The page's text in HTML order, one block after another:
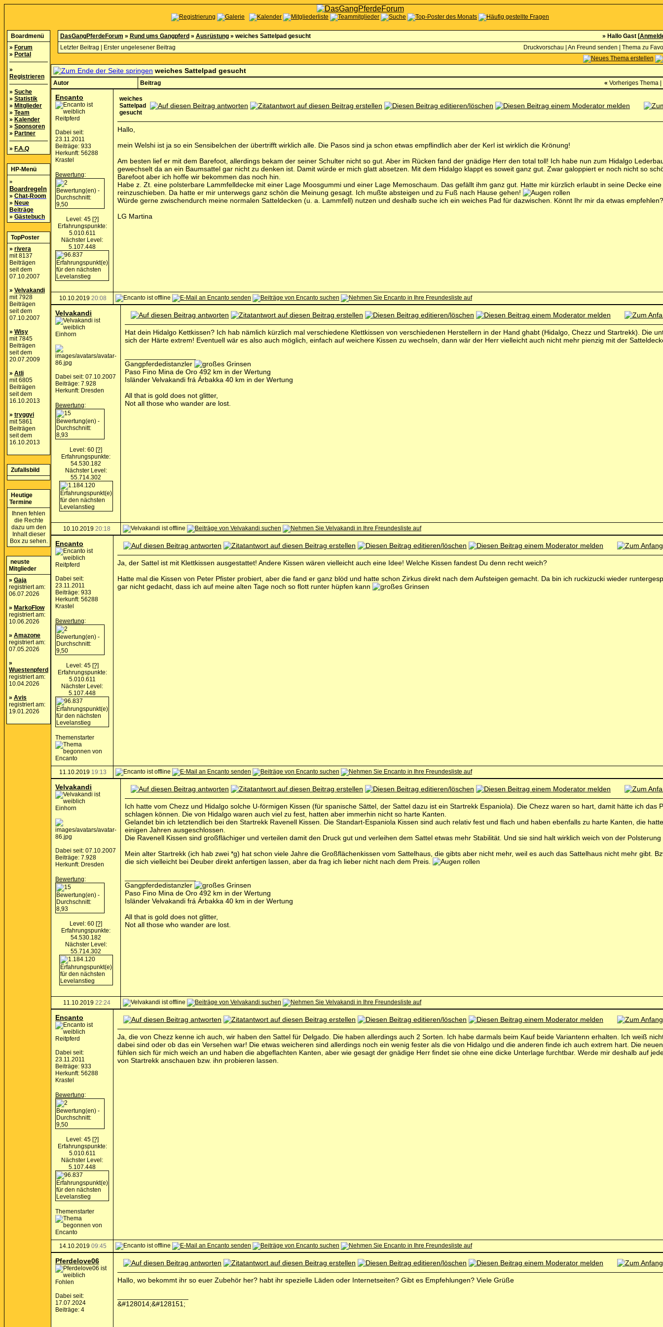
Boardmenü
» Forum
» Portal
»
Registrieren
» Suche
» Statistik
» Mitglieder
» Team
» Kalender
» Sponsoren
» Partner
» F.A.Q
HP-Menü
»
Boardregeln
» Chat-Room
» Neue
Beiträge
» Gästebuch
TopPoster
» rivera
mit 8137
Beiträgen
seit dem
07.10.2007
» Velvakandi
mit 7928
Beiträgen
seit dem
07.10.2007
» Wisy
mit 7845
Beiträgen
seit dem
20.07.2009
» Atli
mit 6805
Beiträgen
seit dem
16.10.2013
» tryggvi
mit 5861
Beiträgen
seit dem
16.10.2013
Zufallsbild
Heutige
Termine
Ihnen fehlen
die Rechte
dazu um den
Inhalt dieser
Box zu sehen.
neuste
Mitglieder
» Gaja
registriert am:
06.07.2026
» MarkoFlow
registriert am:
10.06.2026
» Amazone
registriert am:
07.05.2026
»
Wuestenpferd
registriert am:
10.04.2026
» Avis
registriert am:
19.01.2026
DasGangPferdeForum » Rund ums Gangpferd » Ausrüstung» weiches Sattelpad gesucht » Hallo Gast [
Letzter Beitrag
Erster ungelesener Beitrag Druckvorschau An Freund senden Thema zu
weiches Sattelpad gesucht
Autor Beitrag « Vorheriges Thema
Encanto
Reitpferd
Dabei seit:
23.11.2011
Beiträge: 933
Herkunft: 56288
Krastel
Bewertung:
Level: 45 [?]
Erfahrungspunkte:
5.010.611
Nächster Level:
5.107.448
weiches
Sattelpad
gesucht
Hallo,
mein Welshi ist ja so ein Sensibelchen der übertrifft wirklich alle. Die Pasos sind ja schon etwas empflindlich aber der Kerl ist wirklich die Krönung!
Am besten lief er mit dem Barefoot, allerdings bekam der seiner Schulter nicht so gut. Aber im Rücken fand der gnädige Herr den total toll! Ich habe nun zum Hidalgo
gewechselt da an ein Baumsattel gar nicht zu denken ist. Damit würde er mich glatt absetzen. Mit dem Hidalgo klappt es soweit ganz gut. Zwar galoppiert er noch nicht so
Barefoot aber ich hoffe wir bekommen das noch hin.
Habe z. Zt. eine polsterbare Lammfelldecke mit einer Lage Moosgummi und einer Lage Memoschaum. Das gefällt ihm ganz gut. Hatte mir kürzlich erlaubt in seine Decke
reinzuschieben. Da hatte er mir unterwegs ganz schön die Meinung gesagt. Ich mußte absteigen und zu Fuß nach Hause gehen!
Würde gerne zwischendurch meine normalen Satteldecken (u. a. Lammfell) nutzen und deshalb suche ich ein weiches Pad für dazwischen. Könnt Ihr mir da etwas empfehlen?
LG Martina
10.10.2019 20:08
Velvakandi
Einhorn
Dabei seit: 07.10.2007
Beiträge: 7.928
Herkunft: Dresden
Bewertung:
Level: 60 [?]
Erfahrungspunkte:
54.530.182
Nächster Level:
55.714.302
Hat dein Hidalgo Kettkissen? Ich hab nämlich kürzlich mal verschiedene Klettkissen von verschiedenen Herstellern in der Hand ghabt (Hidalgo, Chezz und Startrekk). Die
sich der Härte extrem! Eventuell wär es also auch möglich, einfach auf weichere Kissen zu wechseln, dann wär der Herr vielleicht auch nicht mehr pienzig mit der
Gangpferdedistanzler
Paso Fino Mina de Oro 492 km in der Wertung
Isländer Velvakandi frá Árbakka 40 km in der Wertung
All that is gold does not glitter,
Not all those who wander are lost.
10.10.2019 20:18
Encanto
Reitpferd
Dabei seit:
23.11.2011
Beiträge: 933
Herkunft: 56288
Krastel
Bewertung:
Level: 45 [?]
Erfahrungspunkte:
5.010.611
Nächster Level:
5.107.448
Themenstarter
Ja, der Sattel ist mit Klettkissen ausgestattet! Andere Kissen wären vielleicht auch eine Idee! Welche Kissen fandest Du denn recht weich?
Hatte mal die Kissen von Peter Pfister probiert, aber die fand er ganz blöd und hatte schon Zirkus direkt nach dem Aufsteigen gemacht. Da bin ich ruckizucki wieder
gar nicht gedacht, dass ich auf meine alten Tage noch so flott runter hüpfen kann
11.10.2019 19:13
Velvakandi
Einhorn
Dabei seit: 07.10.2007
Beiträge: 7.928
Herkunft: Dresden
Bewertung:
Level: 60 [?]
Erfahrungspunkte:
54.530.182
Nächster Level:
55.714.302
Ich hatte vom Chezz und Hidalgo solche U-förmigen Kissen (für spanische Sättel, der Sattel dazu ist ein Startrekk Espaniola). Die Chezz waren so hart, damit hätte ich das
schlagen können. Die von Hidalgo waren auch viel zu fest, hatten aber immerhin nicht so harte Kanten.
Gelandet bin ich letztendlich bei den Startrekk Ravenell Kissen. Die Standart-Espaniola Kissen sind auch relativ fest und flach und haben ebenfalls zu harte Kanten, die
einigen Jahren ausgeschlossen.
Die Ravenell Kissen sind großflächiger und verteilen damit den Druck gut und verleihen dem Sattel etwas mehr Stabilität. Und sie sind halt wirklich weich von der Polsterung
Mein alter Startrekk (ich hab zwei *g) hat schon viele Jahre die Großflächenkissen vom Sattelhaus, die gibts aber nicht mehr, weil es auch das Sattelhaus nicht mehr gibt.
die sich vielleicht bei Deuber direkt anfertigen lassen, aber da frag ich lieber nicht nach dem Preis.
Gangpferdedistanzler
Paso Fino Mina de Oro 492 km in der Wertung
Isländer Velvakandi frá Árbakka 40 km in der Wertung
All that is gold does not glitter,
Not all those who wander are lost.
11.10.2019 22:24
Encanto
Reitpferd
Dabei seit:
23.11.2011
Beiträge: 933
Herkunft: 56288
Krastel
Bewertung:
Level: 45 [?]
Erfahrungspunkte:
5.010.611
Nächster Level:
5.107.448
Themenstarter
Ja, die von Chezz kenne ich auch, wir haben den Sattel für Delgado. Die haben allerdings auch 2 Sorten. Ich habe darmals beim Kauf beide Variantenn erhalten. Ich weiß
dabei sind oder ob das ein Versehen war! Die etwas weicheren sind allerdings noch ein wenig fester als die von Hidalgo und die anderen finde ich auch extrem hart. Die
fühlen sich für mich weich an und haben die abgeflachten Kanten, aber wie gesagt der gnädige Herr findet sie ohne eine dicke Unterlage furchtbar. Werde mir deshalb auf
von Startrekk anschauen bzw. ihn probieren lassen.
14.10.2019 09:45
Pferdelove06
Fohlen
Dabei seit:
17.07.2024
Beiträge: 4
Hallo, wo bekommt ihr so euer Zubehör her? habt ihr spezielle Läden oder Internetseiten? Gibt es Empfehlungen? Viele Grüße
&#128014;&#128151;